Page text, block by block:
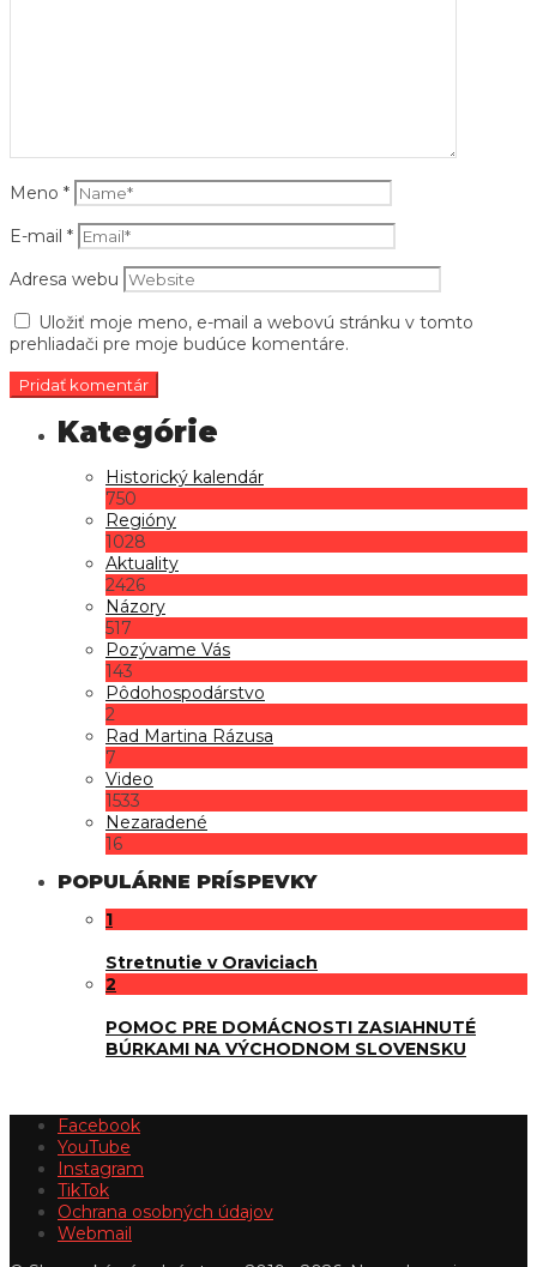
Meno *
E-mail *
Adresa webu
Uložiť moje meno, e-mail a webovú stránku v tomto
prehliadači pre moje budúce komentáre.
Historický kalendár
750
Regióny
1028
Aktuality
2426
Názory
517
Pozývame Vás
143
Pôdohospodárstvo
2
Rad Martina Rázusa
7
Video
1533
Nezaradené
16
POPULÁRNE PRÍSPEVKY
1
Stretnutie v Oraviciach
2
POMOC PRE DOMÁCNOSTI ZASIAHNUTÉ
BÚRKAMI NA VÝCHODNOM SLOVENSKU
Facebook
YouTube
Instagram
TikTok
Ochrana osobných údajov
Webmail